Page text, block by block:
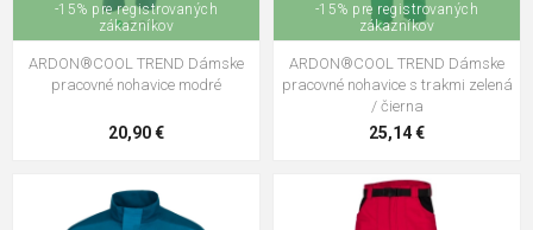
-15% pre registrovaných
zákazníkov
ARDON®COOL TREND Dámske
pracovné nohavice modré
20,90 €
-15% pre registrovaných
zákazníkov
ARDON®COOL TREND Dámske
pracovné nohavice s trakmi zelená
/ čierna
25,14 €